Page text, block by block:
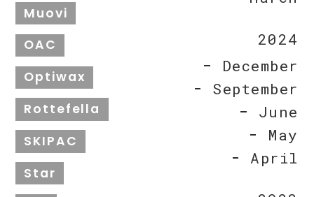
Muovi
OAC
Optiwax
Rottefella
SKIPAC
Star
2024
December
September
June
May
April